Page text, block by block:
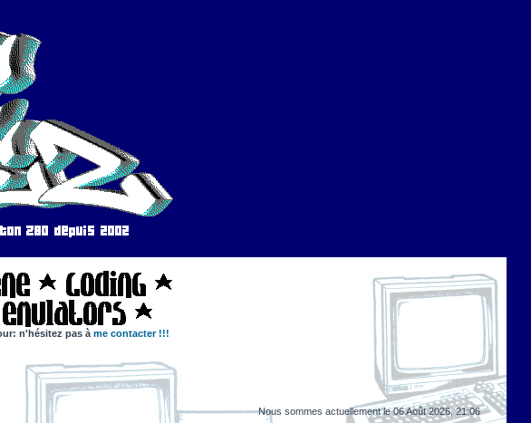
n'hésitez pas à me contacter !!!
Nous sommes actuellement le 06 Août 2026, 21:06